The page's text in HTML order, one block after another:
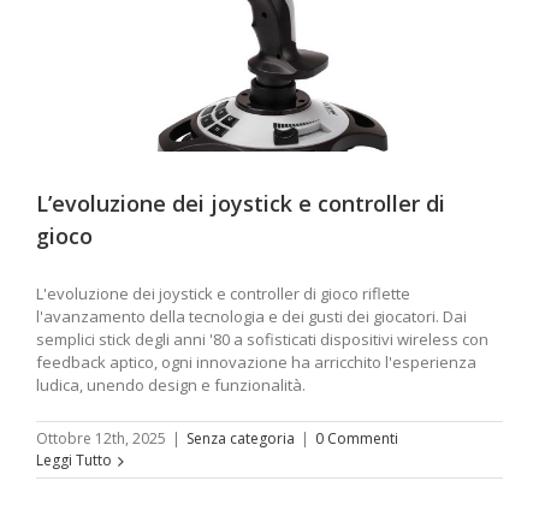
L’evoluzione dei joystick e controller di
gioco
L'evoluzione dei joystick e controller di gioco riflette
l'avanzamento della tecnologia e dei gusti dei giocatori. Dai
semplici stick degli anni '80 a sofisticati dispositivi wireless con
feedback aptico, ogni innovazione ha arricchito l'esperienza
ludica, unendo design e funzionalità.
Ottobre 12th, 2025 | Senza categoria | 0 Commenti
Leggi Tutto